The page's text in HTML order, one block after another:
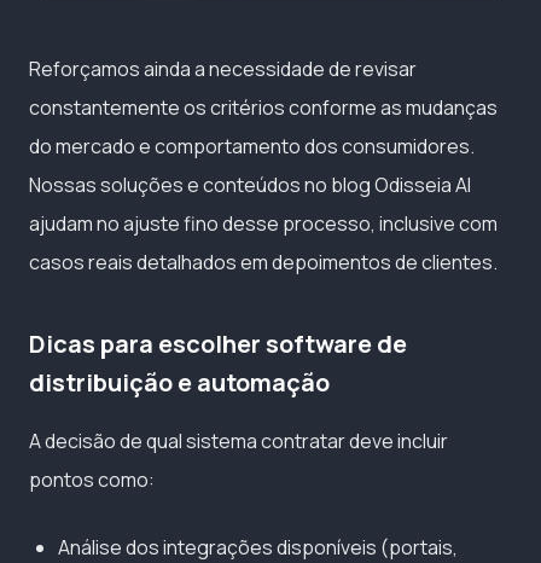
Reforçamos ainda a necessidade de revisar
constantemente os critérios conforme as mudanças
do mercado e comportamento dos consumidores.
Nossas soluções e conteúdos no blog Odisseia AI
ajudam no ajuste fino desse processo, inclusive com
casos reais detalhados em depoimentos de clientes.
Dicas para escolher software de
distribuição e automação
A decisão de qual sistema contratar deve incluir
pontos como:
Análise dos integrações disponíveis (portais,